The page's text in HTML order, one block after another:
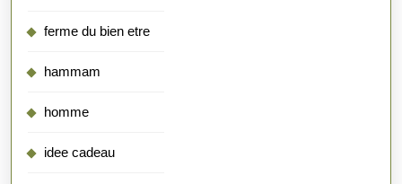
ferme du bien etre
hammam
homme
idee cadeau